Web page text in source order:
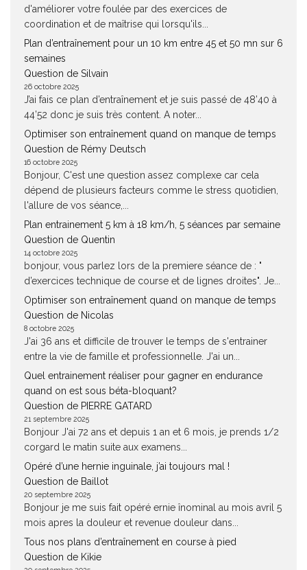
d'améliorer votre foulée par des exercices de
coordination et de maîtrise qui lorsqu'ils...
Plan d’entraînement pour un 10 km entre 45 et 50 mn sur 6
semaines
Question de Silvain
26 octobre 2025
J’ai fais ce plan d’entraînement et je suis passé de 48’40 à
44’52 donc je suis très content. A noter...
Optimiser son entraînement quand on manque de temps
Question de Rémy Deutsch
16 octobre 2025
Bonjour, C'est une question assez complexe car cela
dépend de plusieurs facteurs comme le stress quotidien,
l'allure de vos séance,...
Plan entrainement 5 km à 18 km/h, 5 séances par semaine
Question de Quentin
14 octobre 2025
bonjour, vous parlez lors de la premiere séance de : "
d’exercices technique de course et de lignes droites". Je...
Optimiser son entraînement quand on manque de temps
Question de Nicolas
8 octobre 2025
J'ai 36 ans et difficile de trouver le temps de s'entrainer
entre la vie de famille et professionnelle. J'ai un...
Quel entrainement réaliser pour gagner en endurance
quand on est sous béta-bloquant?
Question de PIERRE GATARD
21 septembre 2025
Bonjour J'ai 72 ans et depuis 1 an et 6 mois, je prends 1/2
corgard le matin suite aux examens...
Opéré d’une hernie inguinale, j’ai toujours mal !
Question de Baillot
20 septembre 2025
Bonjour je me suis fait opéré ernie înominal au mois avril 5
mois apres la douleur et revenue douleur dans...
Tous nos plans d’entraînement en course à pied
Question de Kikie